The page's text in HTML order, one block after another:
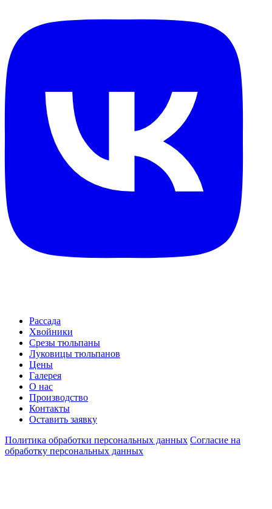
Рассада
Хвойники
Срезы тюльпаны
Луковицы тюльпанов
Цены
Галерея
О нас
Производство
Контакты
Оставить заявку
Политика обработки персональных данных Согласие на
обработку персональных данных